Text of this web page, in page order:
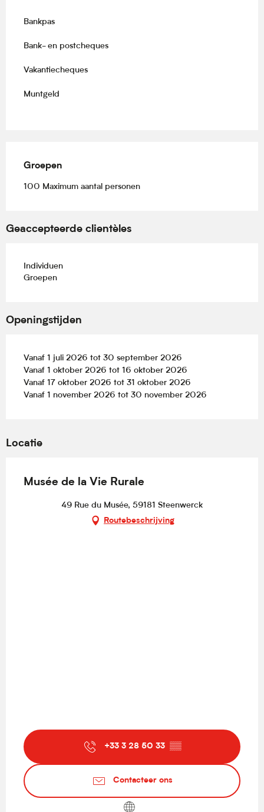
Bankpas
Bank- en postcheques
Vakantiecheques
Muntgeld
Groepen
Groepen
100 Maximum aantal personen
Geaccepteerde clientèles
Individuen
Groepen
Openingstijden
Vanaf 1 juli 2026 tot 30 september 2026
Vanaf 1 oktober 2026 tot 16 oktober 2026
Vanaf 17 oktober 2026 tot 31 oktober 2026
Vanaf 1 november 2026 tot 30 november 2026
Locatie
Musée de la Vie Rurale
49 Rue du Musée, 59181 Steenwerck
Routebeschrijving
+33 3 28 50 33 ▒▒
Contacteer ons